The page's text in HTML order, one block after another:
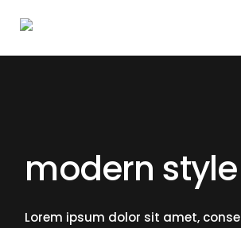
modern style
Lorem ipsum dolor sit amet,